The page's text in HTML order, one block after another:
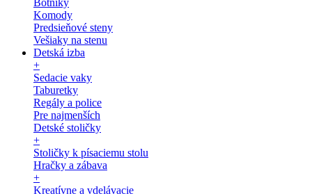
Botníky
Komody
Predsieňové steny
Vešiaky na stenu
Detská izba
+
Sedacie vaky
Taburetky
Regály a police
Pre najmenších
Detské stoličky
+
Stoličky k písaciemu stolu
Hračky a zábava
+
Kreatívne a vdelávacie